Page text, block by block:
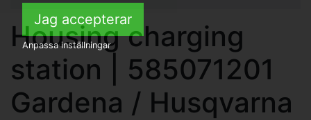
Housing charging
station | 585071201
Gardena / Husqvarna
Jag accepterar
Anpassa inställningar